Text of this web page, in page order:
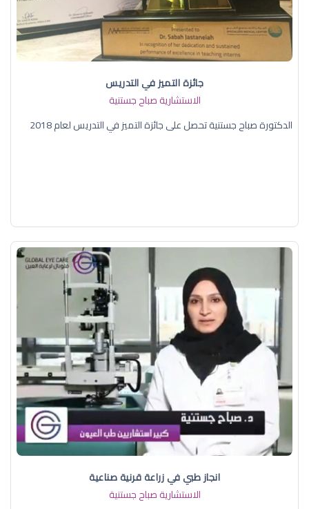
جائزة التميز في التدريس
الاستشارية صباح جستنية
الدكتورة صباح جستنية تحصل على جائزة التميز في التدريس لعام 2018
انجاز طبي في زراعة قرنية صناعية
الاستشارية صباح جستنية